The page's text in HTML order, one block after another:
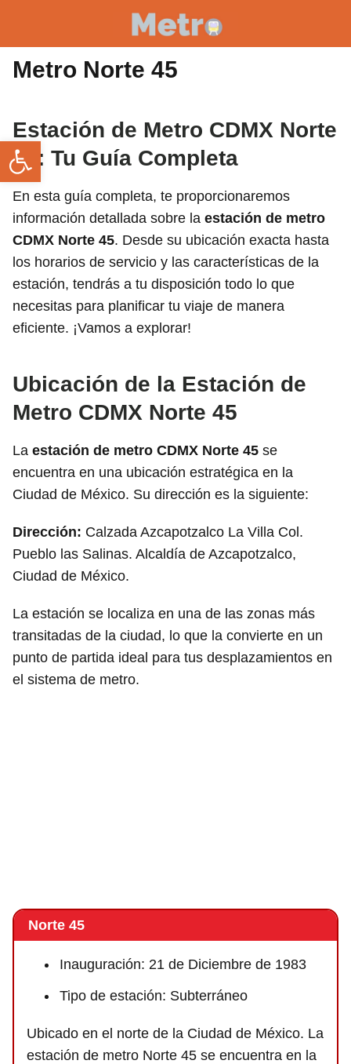
Metro Norte 45
Estación de Metro CDMX Norte
45: Tu Guía Completa
En esta guía completa, te proporcionaremos
información detallada sobre la estación de metro
CDMX Norte 45. Desde su ubicación exacta hasta
los horarios de servicio y las características de la
estación, tendrás a tu disposición todo lo que
necesitas para planificar tu viaje de manera
eficiente. ¡Vamos a explorar!
Ubicación de la Estación de
Metro CDMX Norte 45
La estación de metro CDMX Norte 45 se
encuentra en una ubicación estratégica en la
Ciudad de México. Su dirección es la siguiente:
Dirección: Calzada Azcapotzalco La Villa Col.
Pueblo las Salinas. Alcaldía de Azcapotzalco,
Ciudad de México.
La estación se localiza en una de las zonas más
transitadas de la ciudad, lo que la convierte en un
punto de partida ideal para tus desplazamientos en
el sistema de metro.
Norte 45
Inauguración: 21 de Diciembre de 1983
Tipo de estación: Subterráneo
Ubicado en el norte de la Ciudad de México. La
estación de metro Norte 45 se encuentra en la
Abrir barra de herramientas